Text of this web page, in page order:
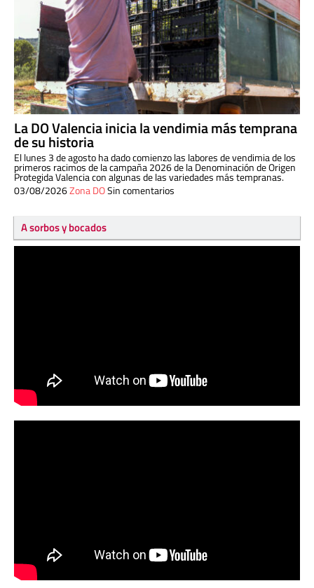
La DO Valencia inicia la vendimia más temprana
de su historia
El lunes 3 de agosto ha dado comienzo las labores de vendimia de los
primeros racimos de la campaña 2026 de la Denominación de Origen
Protegida Valencia con algunas de las variedades más tempranas.
03/08/2026Zona DOSin comentarios
A sorbos y bocados